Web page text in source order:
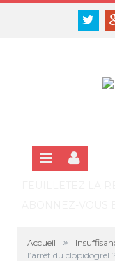
Panneau de gestion
SE CONNECTER
Accueil »
l’arrêt du clopidogrel ?